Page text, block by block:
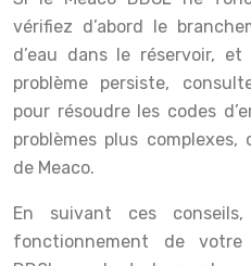
vérifiez d’abord le
d’eau dans le réservoir,
problème persiste,
pour résoudre les codes
problèmes plus
de Meaco.
En suivant ces
fonctionnement de votre